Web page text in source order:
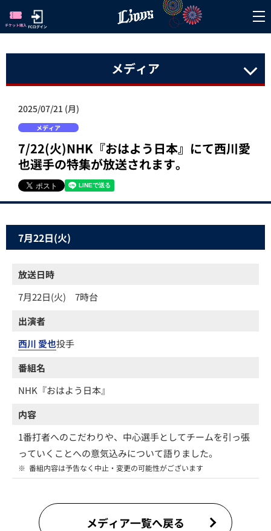
メディア
2025/07/21 (月)
メディア
7/22(火)NHK『おはよう日本』にて西川愛
也選手の特集が放送されます。
7月22日(火)
放送日時
7月22日(火) 7時台
出演者
西川 愛也投手
番組名
NHK『おはよう日本』
内容
1番打者へのこだわりや、中心選手としてチームを引っ張
っていくことへの意気込みについて語りました。
※ 番組内容は予告なく中止・変更の可能性がございます
メディア一覧へ戻る